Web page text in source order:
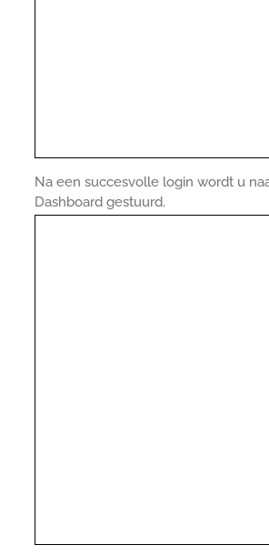
Na een succesvolle login wordt u
Dashboard gestuurd.